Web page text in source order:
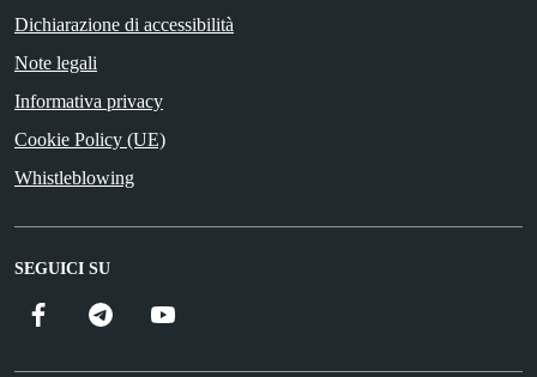
Dichiarazione di accessibilità
Note legali
Informativa privacy
Cookie Policy (UE)
Whistleblowing
SEGUICI SU
Facebook Telegram